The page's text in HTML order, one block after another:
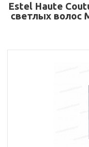
Estel Haute
светлых волос